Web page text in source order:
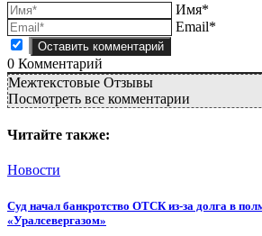
Имя*
Email*
0 Комментарий
Межтекстовые Отзывы
Посмотреть все комментарии
Читайте также:
Новости
Суд начал банкротство ОТСК из-за долга в
«Уралсевергазом»